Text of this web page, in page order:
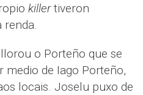
killertiveron
renda.
o Porteño que se
medio de Iago Porteño,
locais. Joselu puxo de